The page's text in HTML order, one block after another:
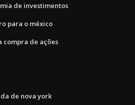
de investimentos
para o méxico
compra de ações
de nova york